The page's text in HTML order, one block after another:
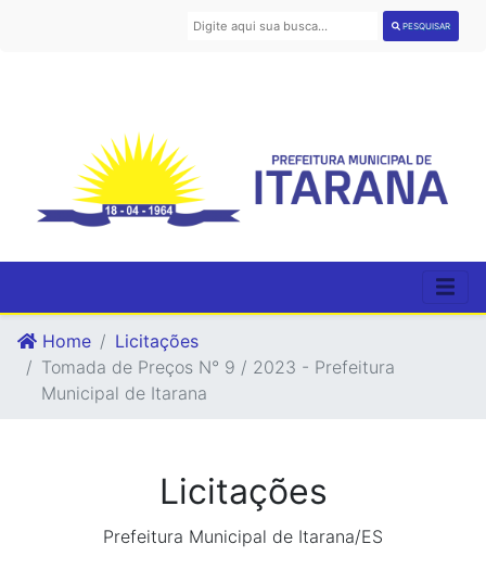
PESQUISAR
Home
Licitações
Tomada de Preços N° 9 / 2023 - Prefeitura
Municipal de Itarana
Licitações
Prefeitura Municipal de Itarana/ES